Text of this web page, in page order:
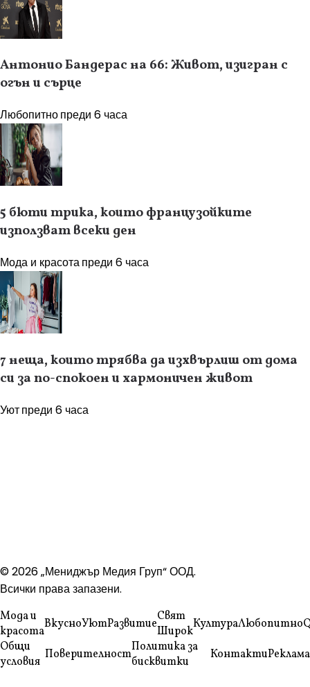
Антонио Бандерас на 66: Живот, изигран с
огън и сърце
Любопитнопреди 6 часа
5 бюти трика, които французойките
използват всеки ден
Мода и красотапреди 6 часа
7 неща, които трябва да изхвърлиш от дома
си за по-спокоен и хармоничен живот
Уютпреди 6 часа
© 2026 „Мениджър Медия Груп“ ООД.
Всички права запазени.
Мода и
красотаВкусноУютРазвитиеСвят
ШирокКултураЛюбопитно
Общи
условия ПоверителностПолитика за
бисквитки
КонтактиРеклама